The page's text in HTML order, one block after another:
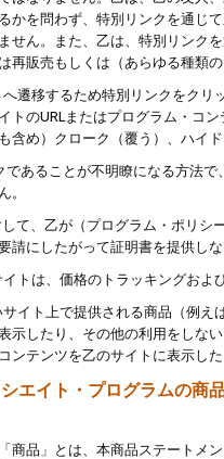
かを問わず、特別リンクを通じ
せん。また、乙は、特別リンク
再販売もしくは（あらゆる種類
遷移するため特別リンクをク
トのURLまたはプログラム・コ
含め）クローク（覆う）、ハイ
あることが不明瞭になる方法
。
て、乙が（プログラム・ポリ
請にしたがって証明書を提供し
トは、価格のトラッキングお
イト上で提供される商品（例
示したり、その他の利用をしな
ンテンツを乙のサイトに表示し
エイト・プログラムの商
商品」とは、本商品ステートメ